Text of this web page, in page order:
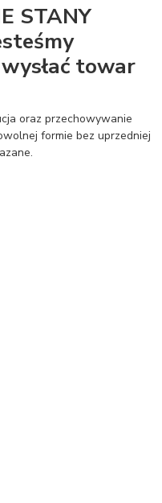
STANY
towar
oraz przechowywanie
formie bez uprzedniej